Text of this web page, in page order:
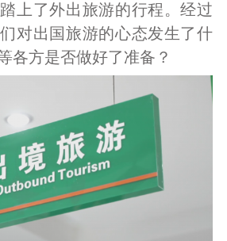
上了外出旅游的行程。经过
对出国旅游的心态发生了什
各方是否做好了准备？